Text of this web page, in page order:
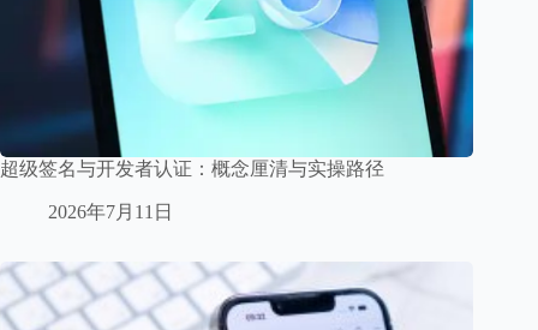
超级签名与开发者认证：概念厘清与实操路径
2026年7月11日